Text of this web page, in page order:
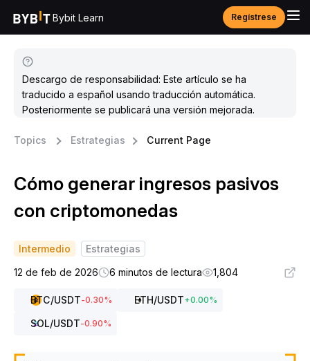
Bybit Learn Regístrese
Descargo de responsabilidad: Este artículo se ha
traducido a español usando traducción automática.
Posteriormente se publicará una versión mejorada.
Topics Estrategias Current Page
Cómo generar ingresos pasivos
con criptomonedas
Intermedio
Estrategias
12 de feb de 2026
6 minutos de lectura 1,804
BTC/USDT-0.30% ETH/USDT+0.00%
SOL/USDT-0.90%